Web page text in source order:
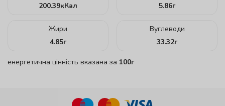
200.39кКал
5.86г
Жири
4.85г
Вуглеводи
33.32г
енергетична цінність вказана за 100г